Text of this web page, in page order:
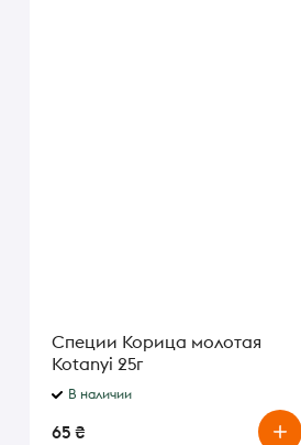
Специи Корица молотая
Kotanyi 25г
В наличии
65 ₴